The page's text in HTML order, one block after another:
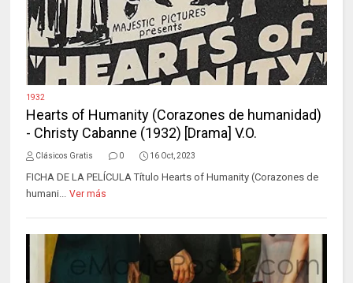
1932
Hearts of Humanity (Corazones de humanidad)
- Christy Cabanne (1932) [Drama] V.O.
Clásicos Gratis 0 16 Oct, 2023
FICHA DE LA PELÍCULA Título Hearts of Humanity (Corazones de
humani... Ver más